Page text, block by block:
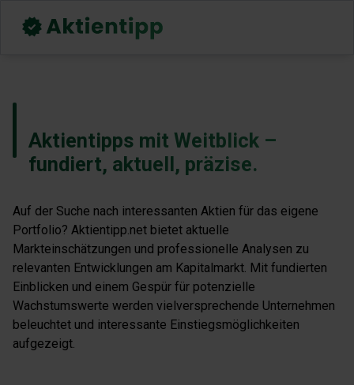
Aktientipps mit Weitblick –
fundiert, aktuell, präzise.
Auf der Suche nach interessanten Aktien für das eigene
Portfolio? Aktientipp.net bietet aktuelle
Markteinschätzungen und professionelle Analysen zu
relevanten Entwicklungen am Kapitalmarkt. Mit fundierten
Einblicken und einem Gespür für potenzielle
Wachstumswerte werden vielversprechende Unternehmen
beleuchtet und interessante Einstiegsmöglichkeiten
aufgezeigt.